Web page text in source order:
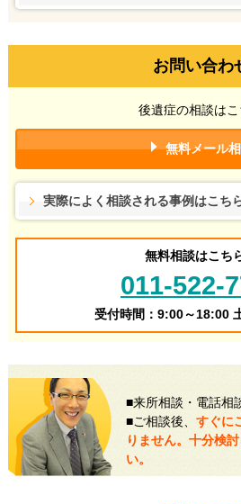
お問い合わ
後遺症の相談はこ
無料メール
実際によく相談される事例はこち
無料相談はこち
011-522-
受付時間：9:00～18:00
■来所相談・電話相
■ご相談後、 すぐに
りません。十分検
い。